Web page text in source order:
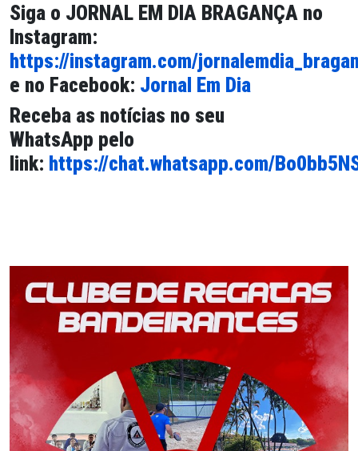
Siga o JORNAL EM DIA BRAGANÇA no
Instagram:
https://instagram.com/
e no Facebook: Jornal Em Dia
Receba as notícias no seu
WhatsApp pelo
link: https://chat.whatsapp.com/